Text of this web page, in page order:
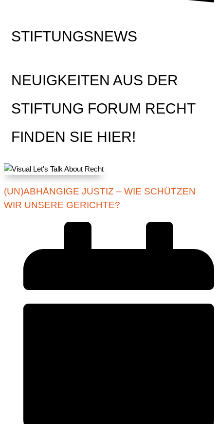
STIFTUNGSNEWS
NEUIGKEITEN AUS DER
STIFTUNG FORUM RECHT
FINDEN SIE HIER!
(UN)ABHÄNGIGE JUSTIZ – WIE SCHÜTZEN
WIR UNSERE GERICHTE?